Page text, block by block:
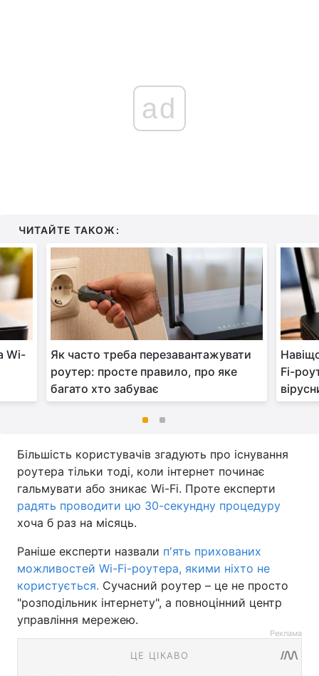
ad
ЧИТАЙТЕ ТАКОЖ:
Wi-
Як часто треба перезавантажувати
роутер: просте правило, про яке
багато хто забуває
Fi-
Більшість користувачів згадують про існування
роутера тільки тоді, коли інтернет починає
гальмувати або зникає Wi-Fi. Проте експерти
радять проводити цю 30-секундну процедуру
хоча б раз на місяць.
Раніше експерти назвали п'ять прихованих
можливостей Wi-Fi-роутера, якими ніхто не
користується. Сучасний роутер – це не просто
"розподільник інтернету", а повноцінний центр
управління мережею.
Реклама